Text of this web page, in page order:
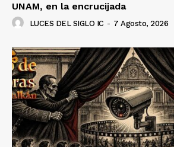
UNAM, en la encrucijada
LUCES DEL SIGLO IC - 7 Agosto, 2026